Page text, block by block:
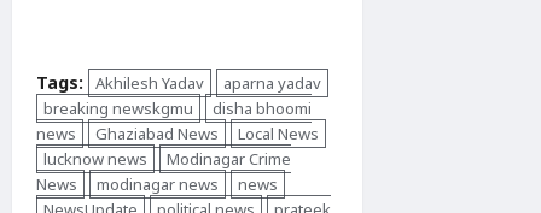
Tags: Akhilesh Yadav
aparna yadav
breaking newskgmu
disha bhoomi
news
Ghaziabad News
Local News
lucknow news
Modinagar Crime
News
modinagar news
news